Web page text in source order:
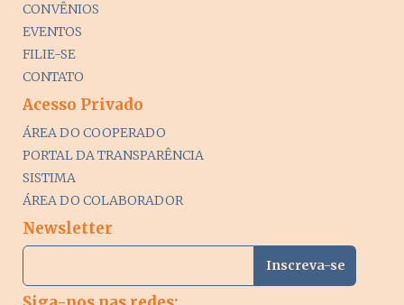
CONVÊNIOS
EVENTOS
FILIE-SE
CONTATO
Acesso Privado
ÁREA DO COOPERADO
PORTAL DA TRANSPARÊNCIA
SISTIMA
ÁREA DO COLABORADOR
Newsletter